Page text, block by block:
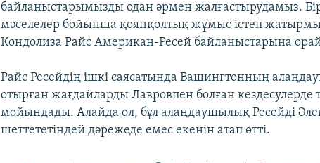
байланыстарымызды одан әрмен жалғастырудамыз.
мәселелер бойынша қоянқолтық жұмыс істеп
Кондолиза Райс Американ-Ресей байланыстарына
Райс Ресейдің ішкі саясатында Вашингтонның
отырған жағдайларды Лавровпен болған кездесулерде
мойындады. Алайда ол, бұл алаңдаушылық Ресейді
шеттететіндей дәрежеде емес екенін атап өтті.